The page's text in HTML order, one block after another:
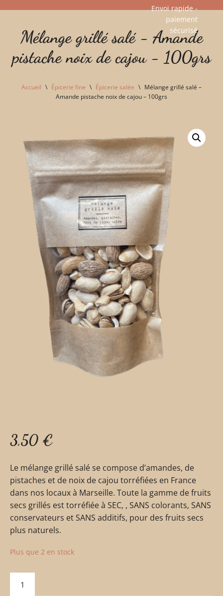
contenu
Envoi rapide -
paiement
sécurisé​
Mélange grillé salé - Amande
pistache noix de cajou - 100grs
Accueil \ Épicerie fine \ Épicerie salée \ Mélange grillé salé –
Amande pistache noix de cajou – 100grs
3,50 €
Le mélange grillé salé se compose d’amandes, de
pistaches et de noix de cajou torréfiées en France
dans nos locaux à Marseille. Toute la gamme de fruits
secs grillés est torréfiée à SEC, , SANS colorants, SANS
conservateurs et SANS additifs, pour des fruits secs
plus naturels.
Plus que 2 en stock